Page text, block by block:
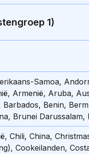
1)
Samoa,
Armenië, Aruba,
Barbados, Benin,
Brunei Darussalam,
Chili, China,
Cookeilanden,